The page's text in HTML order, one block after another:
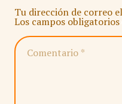
Tu dirección de correo
Los campos